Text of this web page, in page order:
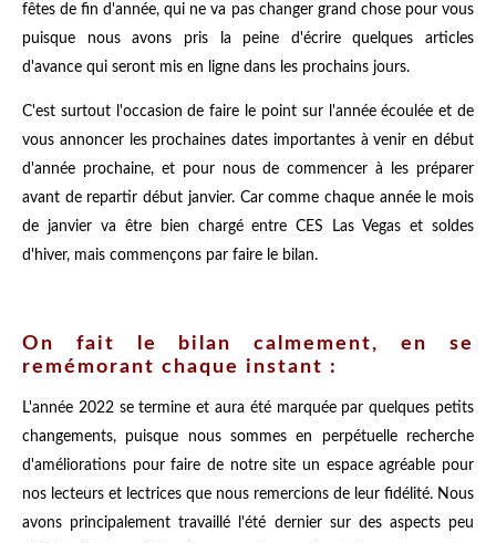
fêtes de fin d'année, qui ne va pas changer grand chose pour vous
puisque nous avons pris la peine d'écrire quelques articles
d'avance qui seront mis en ligne dans les prochains jours.
C'est surtout l'occasion de faire le point sur l'année écoulée et de
vous annoncer les prochaines dates importantes à venir en début
d'année prochaine, et pour nous de commencer à les préparer
avant de repartir début janvier. Car comme chaque année le mois
de janvier va être bien chargé entre CES Las Vegas et soldes
d'hiver, mais commençons par faire le bilan.
On fait le bilan calmement, en se
remémorant chaque instant :
L'année 2022 se termine et aura été marquée par quelques petits
changements, puisque nous sommes en perpétuelle recherche
d'améliorations pour faire de notre site un espace agréable pour
nos lecteurs et lectrices que nous remercions de leur fidélité. Nous
avons principalement travaillé l'été dernier sur des aspects peu